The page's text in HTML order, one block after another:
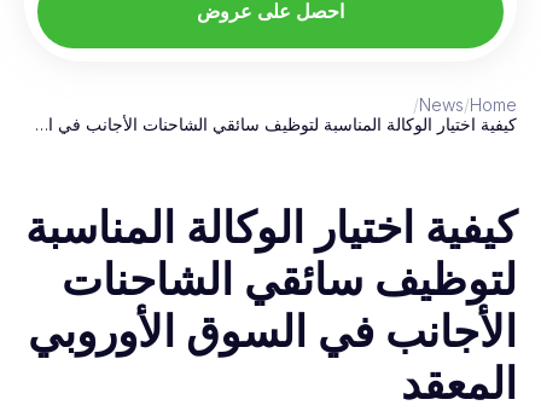
احصل على عروض
Home
/
News
/
كيفية اختيار الوكالة المناسبة لتوظيف سائقي الشاحنات الأجانب في ا…
كيفية اختيار الوكالة المناسبة
لتوظيف سائقي الشاحنات
الأجانب في السوق الأوروبي
المعقد